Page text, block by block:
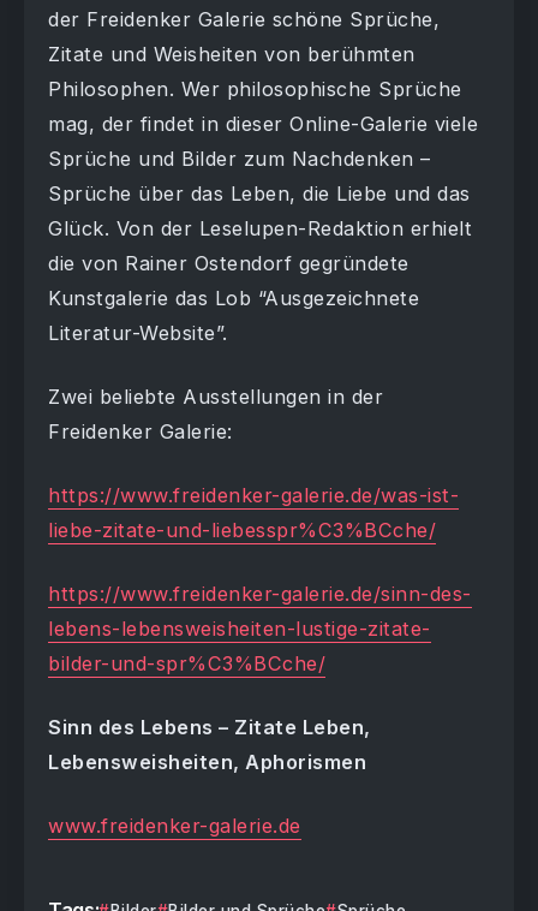
der Freidenker Galerie schöne Sprüche,
Zitate und Weisheiten von berühmten
Philosophen. Wer philosophische Sprüche
mag, der findet in dieser Online-Galerie viele
Sprüche und Bilder zum Nachdenken –
Sprüche über das Leben, die Liebe und das
Glück. Von der Leselupen-Redaktion erhielt
die von Rainer Ostendorf gegründete
Kunstgalerie das Lob “Ausgezeichnete
Literatur-Website”.
Zwei beliebte Ausstellungen in der
Freidenker Galerie:
https://www.freidenker-galerie.de/was-ist-
liebe-zitate-und-liebesspr%C3%BCche/
https://www.freidenker-galerie.de/sinn-des-
lebens-lebensweisheiten-lustige-zitate-
bilder-und-spr%C3%BCche/
Sinn des Lebens – Zitate Leben,
Lebensweisheiten, Aphorismen
www.freidenker-galerie.de